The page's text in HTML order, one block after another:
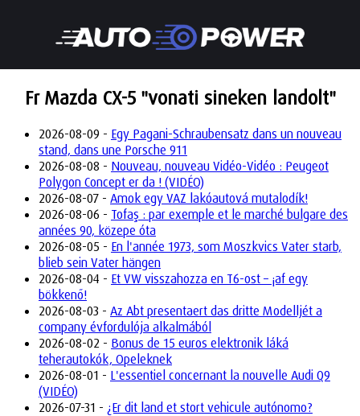
Fr Mazda CX-5 "vonati sineken landolt"
2026-08-09 - Egy Pagani-Schraubensatz dans un nouveau
stand, dans une Porsche 911
2026-08-08 - Nouveau, nouveau Vidéo-Vidéo : Peugeot
Polygon Concept er da ! (VIDÉO)
2026-08-07 - Amok egy VAZ lakóautová mutalodík!
2026-08-06 - Tofaş : par exemple et le marché bulgare des
années 90, közepe óta
2026-08-05 - En l'année 1973, som Moszkvics Vater starb,
blieb sein Vater hängen
2026-08-04 - Et VW visszahozza en T6-ost – ¡af egy
bökkenő!
2026-08-03 - Az Abt presentaert das dritte Modelljét a
company évfordulója alkalmából
2026-08-02 - Bonus de 15 euros elektronik láká
teherautokók, Opeleknek
2026-08-01 - L'essentiel concernant la nouvelle Audi Q9
(VIDÉO)
2026-07-31 - ¿Er dit land et stort vehicule autónomo?